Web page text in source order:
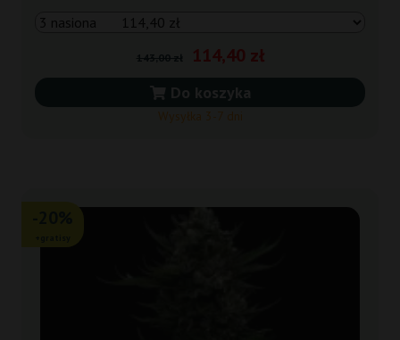
114,40 zł
Do koszyka
Wysyłka 3-7 dni